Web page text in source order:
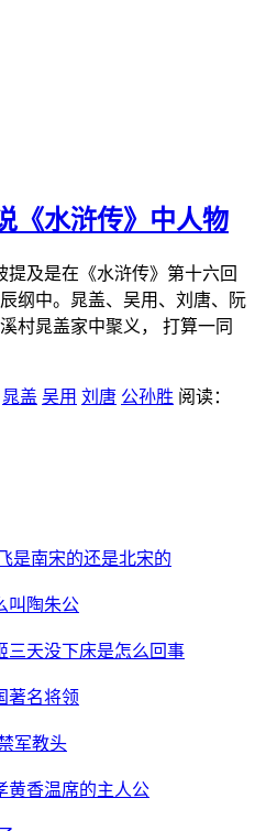
《水浒传》中人物
提及是在《水浒传》第十六回
纲中。晁盖、吴用、刘唐、阮
村晁盖家中聚义， 打算一同
晁盖 吴用 刘唐 公孙胜 阅读：
是南宋的还是北宋的
叫陶朱公
三天没下床是怎么回事
著名将领
军教头
香温席的主人公